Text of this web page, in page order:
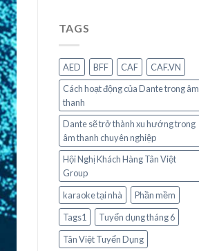
TAGS
AED BFF CAF
CAF.VN
Cách hoạt động của Dante trong âm
thanh
Dante sẽ trở thành xu hướng trong
âm thanh chuyên nghiệp
Hội Nghị Khách Hàng Tân Việt
Group
karaoke tại nhà
Phần mềm
Tags1
Tuyển dụng tháng 6
Tân Việt Tuyển Dụng